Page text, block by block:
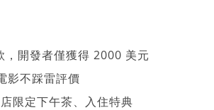
，開發者僅獲得 2000 美元
影不踩雷評價
限定下午茶、入住特典